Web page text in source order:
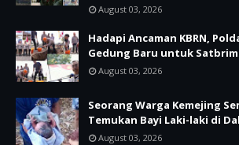
August 03, 2026
Hadapi Ancaman KBRN,
Gedung Baru untuk
August 03, 2026
Seorang Warga Kemejing
Temukan Bayi Laki-laki di
August 03, 2026